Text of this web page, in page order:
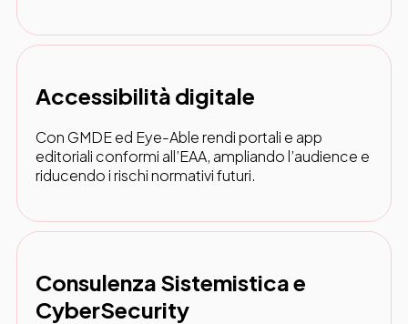
Accessibilità digitale
Con GMDE ed Eye-Able rendi portali e app
editoriali conformi all’EAA, ampliando l’audience e
riducendo i rischi normativi futuri.
Consulenza Sistemistica e
CyberSecurity